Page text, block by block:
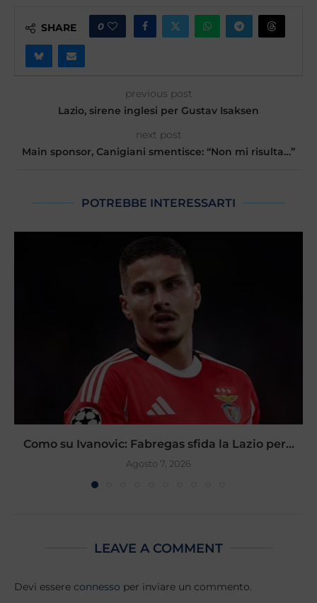
SHARE 0
previous post
Lazio, sirene inglesi per Gustav Isaksen
next post
Main sponsor, Canigiani smentisce: “Non mi risulta…”
POTREBBE INTERESSARTI
Como su Ivanovic: Fabregas sfida la Lazio per...
Agosto 7, 2026
LEAVE A COMMENT
Devi essere connesso per inviare un commento.